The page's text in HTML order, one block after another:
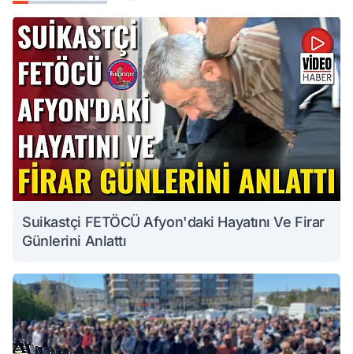
Suikastçi FETÖCÜ Afyon'daki Hayatını Ve Firar
Günlerini Anlattı